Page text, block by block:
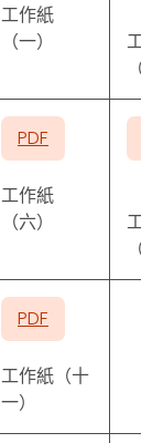
工作紙
（一）
工
（
PDF
工作紙
（六）
工
（
PDF
工作紙（十
一）